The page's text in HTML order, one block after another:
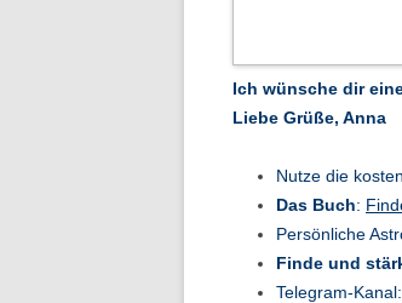
Ich wünsche dir
Liebe Grüße, Anna
Nutze die
Das Buch:
Persönliche
Finde und
Telegram-Kanal: